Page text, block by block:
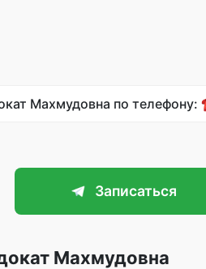
Махмудовна по
Записаться
Махмудовна